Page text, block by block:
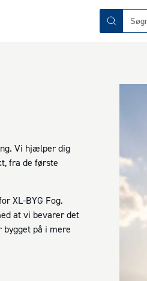
Vi hjælper dig
fra de første
XL-BYG Fog.
at vi bevarer det
på i mere